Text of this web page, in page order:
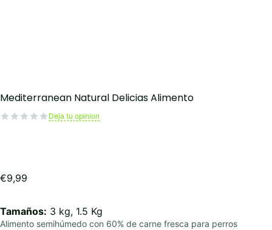
Mediterranean Natural Delicias Alimento
Deja tu opinion
€9,99
Tamaños: 3 kg, 1.5 Kg
Alimento semihúmedo con 60% de carne fresca para perros